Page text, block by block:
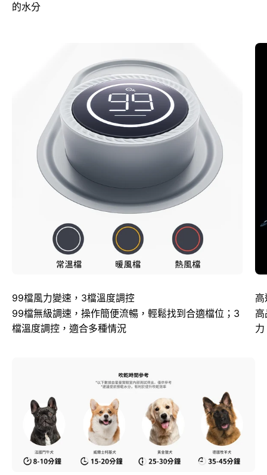
的水分
99檔風力變速，3檔溫度調控
99檔無級調速，操作簡便流暢，輕鬆找到合適檔位；3
檔溫度調控，適合多種情況